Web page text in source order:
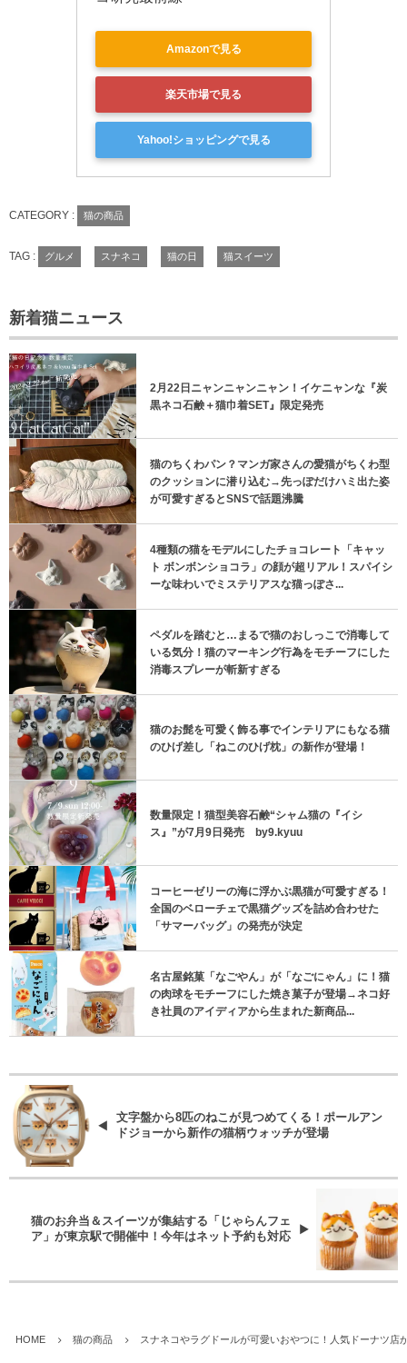
Amazonで見る
楽天市場で見る
Yahoo!ショッピングで見る
CATEGORY : 猫の商品
TAG : グルメ スナネコ 猫の日 猫スイーツ
新着猫ニュース
2月22日ニャンニャンニャン！イケニャンな『炭
黒ネコ石鹸＋猫巾着SET』限定発売
猫のちくわパン？マンガ家さんの愛猫がちくわ型
のクッションに潜り込む→先っぽだけハミ出た姿
が可愛すぎるとSNSで話題沸騰
4種類の猫をモデルにしたチョコレート「キャッ
ト ボンボンショコラ」の顔が超リアル！スパイシ
ーな味わいでミステリアスな猫っぽさ...
ペダルを踏むと…まるで猫のおしっこで消毒して
いる気分！猫のマーキング行為をモチーフにした
消毒スプレーが斬新すぎる
猫のお髭を可愛く飾る事でインテリアにもなる猫
のひげ差し「ねこのひげ枕」の新作が登場！
数量限定！猫型美容石鹸“シャム猫の『イシ
ス』”が7月9日発売 by9.kyuu
コーヒーゼリーの海に浮かぶ黒猫が可愛すぎる！
全国のベローチェで黒猫グッズを詰め合わせた
「サマーバッグ」の発売が決定
名古屋銘菓「なごやん」が「なごにゃん」に！猫
の肉球をモチーフにした焼き菓子が登場→ネコ好
き社員のアイディアから生まれた新商品...
文字盤から8匹のねこが見つめてくる！ポールアン
ドジョーから新作の猫柄ウォッチが登場
猫のお弁当＆スイーツが集結する「じゃらんフェ
ア」が東京駅で開催中！今年はネット予約も対応
HOME 猫の商品 スナネコやラグドールが可愛いおやつに！人気ドーナツ店